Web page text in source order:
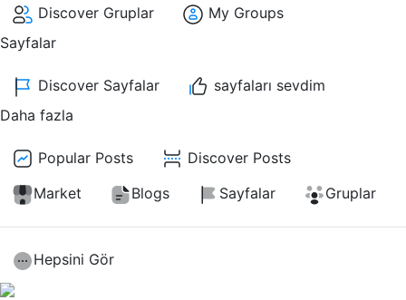
Discover Gruplar
My Groups
Sayfalar
Discover Sayfalar
sayfaları sevdim
Daha fazla
Popular Posts
Discover Posts
Market
Blogs Sayfalar Gruplar
Hepsini Gör